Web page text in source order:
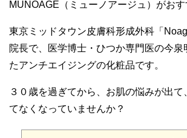
MUNOAGE（ミューノアージュ）がおす
東京ミッドタウン皮膚科形成外科「
院長で、医学博士・ひつか専門医の今泉
たアンチエイジングの化粧品です。
３０歳を過ぎてから、お肌の悩みが出
てなくなっていませんか？